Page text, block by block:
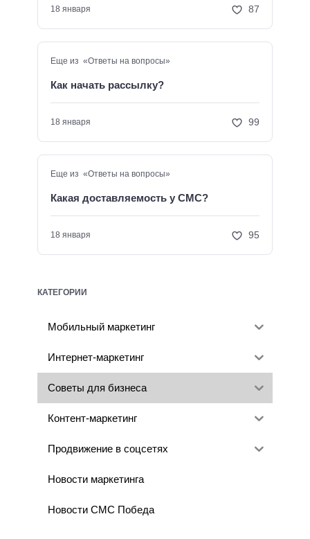
18 января 87
Еще из «Ответы на вопросы»
Как начать рассылку?
18 января 99
Еще из «Ответы на вопросы»
Какая доставляемость у СМС?
18 января 95
КАТЕГОРИИ
Мобильный маркетинг
Интернет-маркетинг
Советы для бизнеса
Контент-маркетинг
Продвижение в соцсетях
Новости маркетинга
Новости СМС Победа